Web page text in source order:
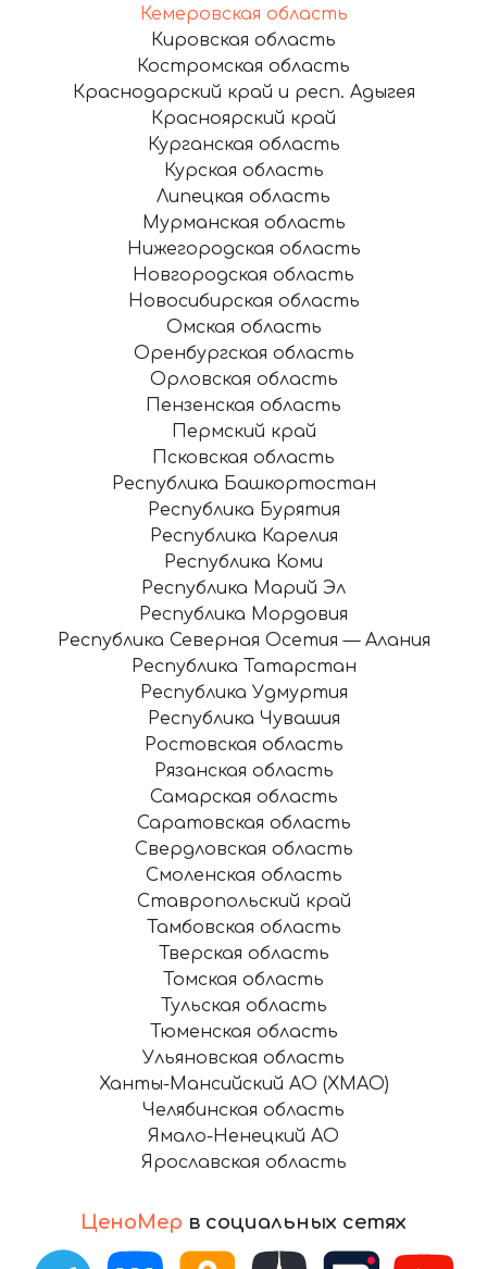
ЦеноМер в социальных сетях
Кемеровская область
Кировская область
Костромская область
Краснодарский край и респ. Адыгея
Красноярский край
Курганская область
Курская область
Липецкая область
Мурманская область
Нижегородская область
Новгородская область
Новосибирская область
Омская область
Оренбургская область
Орловская область
Пензенская область
Пермский край
Псковская область
Республика Башкортостан
Республика Бурятия
Республика Карелия
Республика Коми
Республика Марий Эл
Республика Мордовия
Республика Северная Осетия — Алания
Республика Татарстан
Республика Удмуртия
Республика Чувашия
Ростовская область
Рязанская область
Самарская область
Саратовская область
Свердловская область
Смоленская область
Ставропольский край
Тамбовская область
Тверская область
Томская область
Тульская область
Тюменская область
Ульяновская область
Ханты-Мансийский АО (ХМАО)
Челябинская область
Ямало-Ненецкий АО
Ярославская область